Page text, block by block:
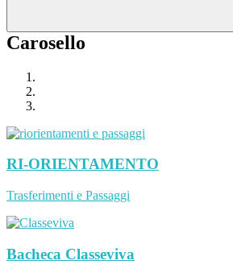
Carosello
RI-ORIENTAMENTO
Trasferimenti e Passaggi
Bacheca Classeviva